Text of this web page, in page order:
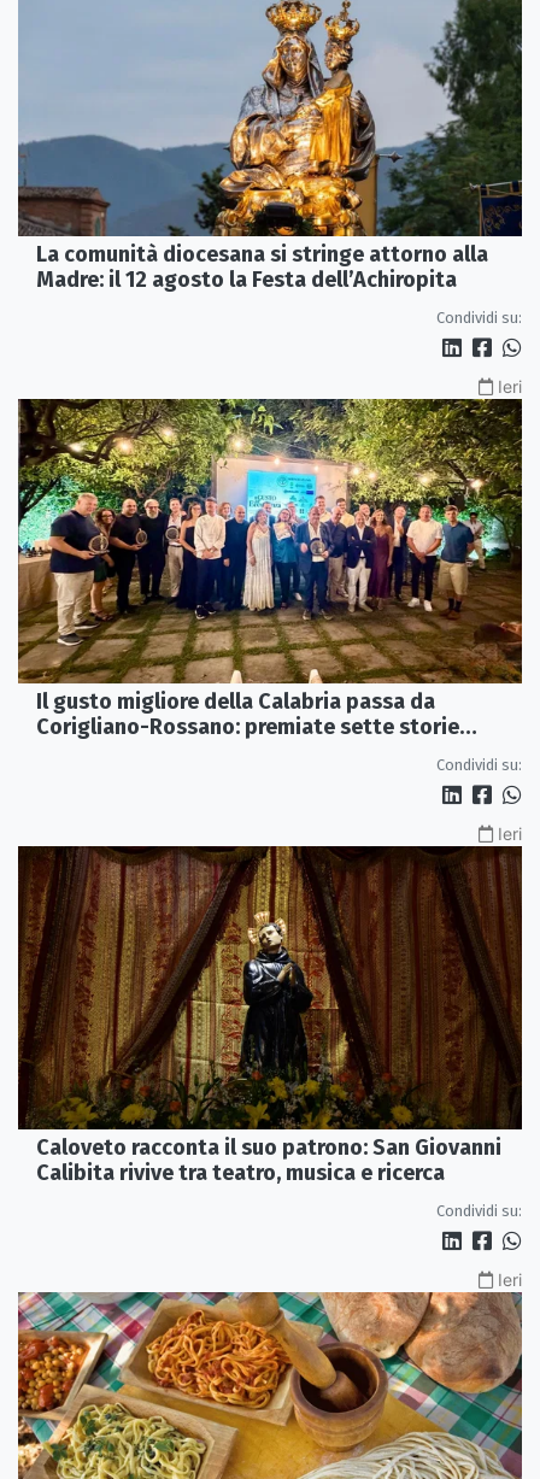
La comunità diocesana si stringe attorno alla
Madre: il 12 agosto la Festa dell’Achiropita
Condividi su:
Ieri
Il gusto migliore della Calabria passa da
Corigliano-Rossano: premiate sette storie
Condividi su:
Ieri
Caloveto racconta il suo patrono: San Giovanni
Calibita rivive tra teatro, musica e ricerca
Condividi su:
Ieri